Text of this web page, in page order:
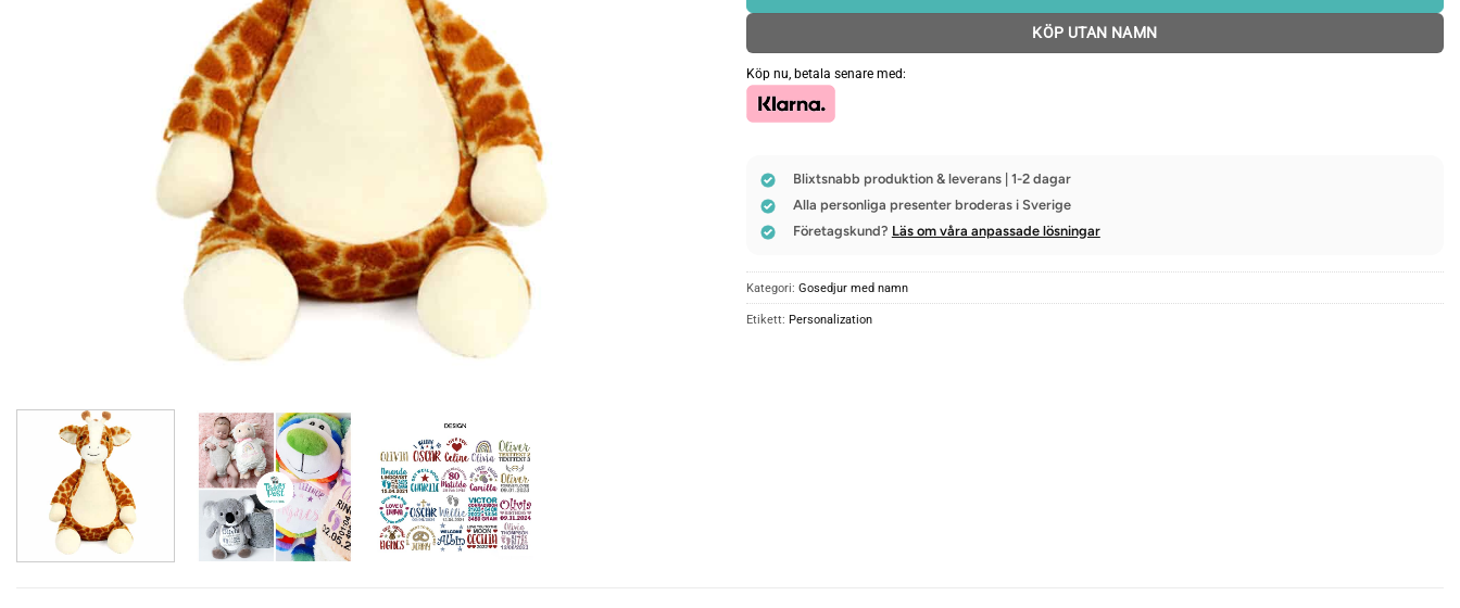
KÖP UTAN NAMN
Köp nu, betala senare med:
Blixtsnabb produktion & leverans | 1-2 dagar
Alla personliga presenter broderas i Sverige
Företagskund? Läs om våra anpassade lösningar
Kategori: Gosedjur med namn
Etikett: Personalization